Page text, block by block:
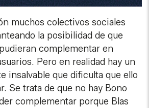
muchos colectivos sociales
la posibilidad de que
complementar en
Pero en realidad hay un
insalvable que dificulta que ello
Se trata de que no hay Bono
complementar porque Blas